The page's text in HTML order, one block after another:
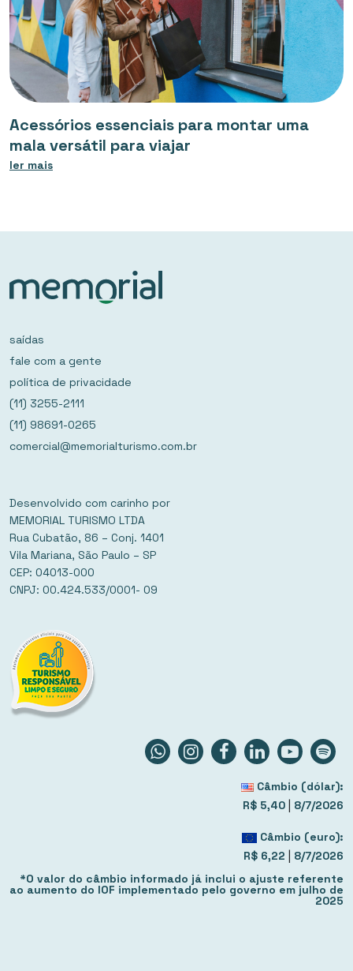
Acessórios essenciais para montar uma
mala versátil para viajar
ler mais
saídas
fale com a gente
política de privacidade
(11) 3255-2111
(11) 98691-0265
comercial@memorialturismo.com.br
Desenvolvido com carinho por
MEMORIAL TURISMO LTDA
Rua Cubatão, 86 – Conj. 1401
Vila Mariana, São Paulo – SP
CEP: 04013-000
CNPJ: 00.424.533/0001- 09
Câmbio (dólar):
R$ 5,40 | 8/7/2026
Câmbio (euro):
R$ 6,22 | 8/7/2026
*O valor do câmbio informado já inclui o ajuste referente
ao aumento do IOF implementado pelo governo em julho de
2025